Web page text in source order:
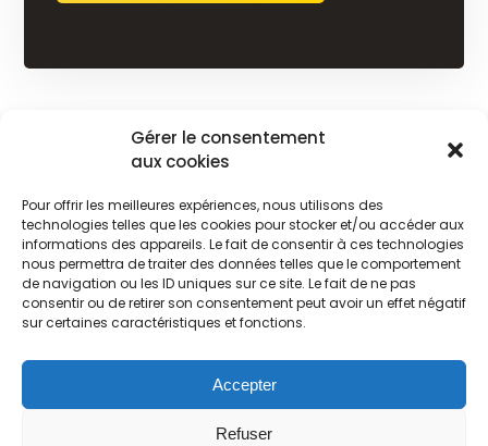
Gérer le consentement
aux cookies
Pour offrir les meilleures expériences, nous utilisons des
technologies telles que les cookies pour stocker et/ou accéder aux
informations des appareils. Le fait de consentir à ces technologies
nous permettra de traiter des données telles que le comportement
de navigation ou les ID uniques sur ce site. Le fait de ne pas
consentir ou de retirer son consentement peut avoir un effet négatif
sur certaines caractéristiques et fonctions.
Accepter
Refuser
Désinsectisation
Dot Perfect.